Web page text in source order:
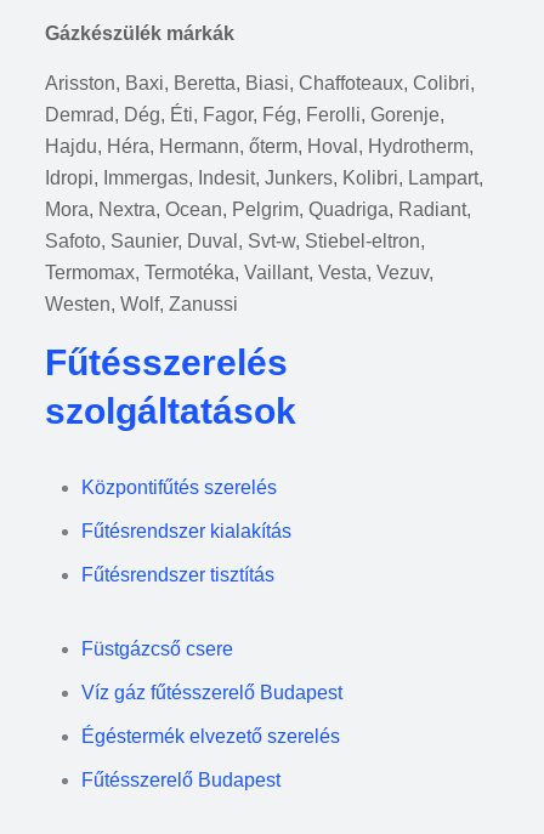
Gázkészülék márkák
Arisston, Baxi, Beretta, Biasi, Chaffoteaux, Colibri,
Demrad, Dég, Éti, Fagor, Fég, Ferolli, Gorenje,
Hajdu, Héra, Hermann, őterm, Hoval, Hydrotherm,
Idropi, Immergas, Indesit, Junkers, Kolibri, Lampart,
Mora, Nextra, Ocean, Pelgrim, Quadriga, Radiant,
Safoto, Saunier, Duval, Svt-w, Stiebel-eltron,
Termomax, Termotéka, Vaillant, Vesta, Vezuv,
Westen, Wolf, Zanussi
Fűtésszerelés
szolgáltatások
Központifűtés szerelés
Fűtésrendszer kialakítás
Fűtésrendszer tisztítás
Füstgázcső csere
Víz gáz fűtésszerelő Budapest
Égéstermék elvezető szerelés
Fűtésszerelő Budapest